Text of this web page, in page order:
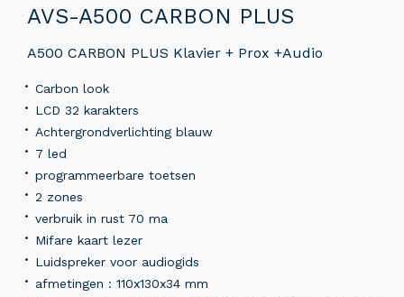
AVS-A500 CARBON PLUS
A500 CARBON PLUS Klavier + Prox +Audio
Carbon look
LCD 32 karakters
Achtergrondverlichting blauw
7 led
programmeerbare toetsen
2 zones
verbruik in rust 70 ma
Mifare kaart lezer
Luidspreker voor audiogids
afmetingen : 110x130x34 mm